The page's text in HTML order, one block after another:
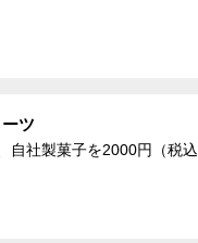
ジナルス
自社製菓子を2000円（税